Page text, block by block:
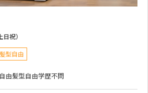
祝）
髪型自由
由髪型自由学歴不問